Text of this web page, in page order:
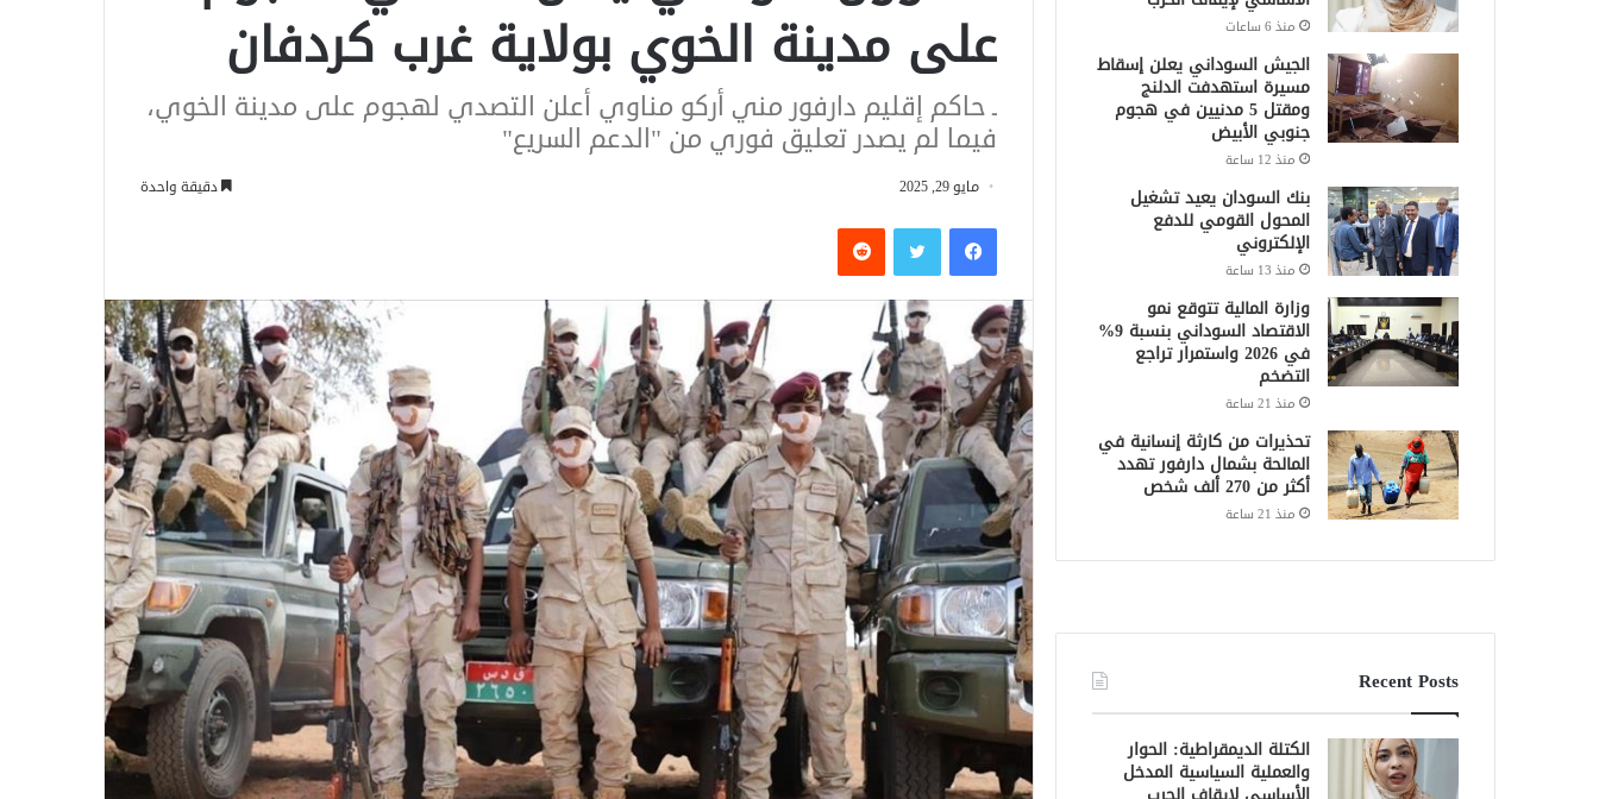
على مدينة الخوي بولاية غرب كردفان
ـ حاكم إقليم دارفور مني أركو مناوي أعلن التصدي لهجوم على مدينة الخوي،
فيما لم يصدر تعليق فوري من "الدعم السريع"
مايو 29, 2025 دقيقة واحدة
فيسبوكتويتر
منذ 6 ساعات
الجيش السوداني يعلن إسقاط
مسيرة استهدفت الدلنج
ومقتل 5 مدنيين في هجوم
جنوبي الأبيض
منذ 12 ساعة
بنك السودان يعيد تشغيل
المحول القومي للدفع
الإلكتروني
منذ 13 ساعة
وزارة المالية تتوقع نمو
الاقتصاد السوداني بنسبة 9%
في 2026 واستمرار تراجع
التضخم
منذ 21 ساعة
تحذيرات من كارثة إنسانية في
المالحة بشمال دارفور تهدد
أكثر من 270 ألف شخص
منذ 21 ساعة
Recent Posts
الكتلة الديمقراطية: الحوار
والعملية السياسية المدخل